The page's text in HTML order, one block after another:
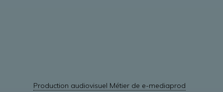
Production audiovisuel Métier de e-mediaprod